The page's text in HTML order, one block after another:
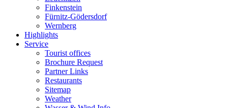
Finkenstein
Fürnitz-Gödersdorf
Wernberg
Highlights
Service
Tourist offices
Brochure Request
Partner Links
Restaurants
Sitemap
Weather